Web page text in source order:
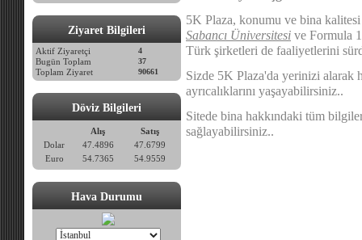
Ziyaret Bilgileri
Aktif Ziyaretçi 4
Bugün Toplam 37
Toplam Ziyaret 90661
Döviz Bilgileri
Alış
Satış
Dolar
47.4896
47.6799
Euro
54.7365 54.9559
Hava Durumu
5K Plaza, konumu ve bina
Sabancı Üniversitesi ve Formula
Türk şirketleri de faaliyetlerini
Sizde 5K Plaza'da yerinizi alarak
ayrıcalıklarını yaşayabilirsiniz..
Sitede bina hakkındaki tüm
sağlayabilirsiniz..